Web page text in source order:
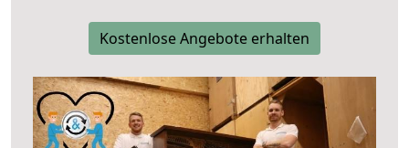
Kostenlose Angebote erhalten